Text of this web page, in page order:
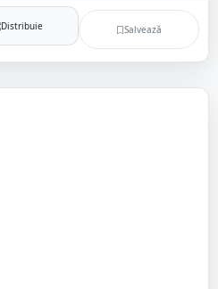
Distribuie Salvează